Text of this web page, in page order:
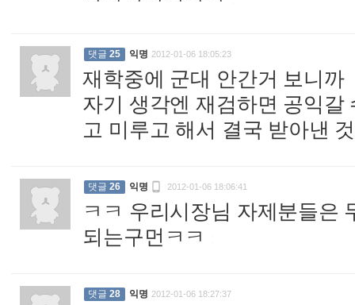
댓글 25 익명 2012-01-06 18:05:23
재학중에 군대 안간거 보니까
자기 생각엔 재검하면 공익갈
고 미루고 해서 결국 받아낸
댓글 26 익명  2012-01-06 18:06:41
ㅋㅋ 우리시장님 자제분들은
되는구먼ㅋㅋ
댓글 28 익명 2012-01-06 18:27:37